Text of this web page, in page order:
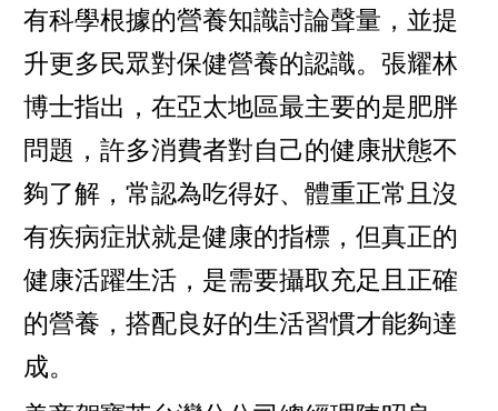
有科學根據的營養知識討論聲量，並提
升更多民眾對保健營養的認識。張耀林
博士指出，在亞太地區最主要的是肥胖
問題，許多消費者對自己的健康狀態不
夠了解，常認為吃得好、體重正常且沒
有疾病症狀就是健康的指標，但真正的
健康活躍生活，是需要攝取充足且正確
的營養，搭配良好的生活習慣才能夠達
成。